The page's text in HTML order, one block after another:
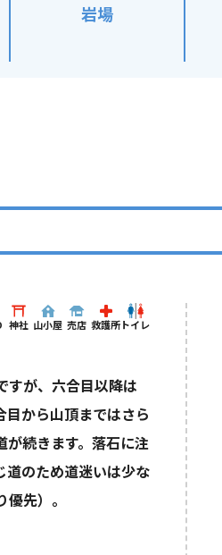
岩場
神社 山小屋 売店 救護所トイレ
すが、六合目以降は
から山頂まではさら
が続きます。落石に注
道のため道迷いは少な
先）。